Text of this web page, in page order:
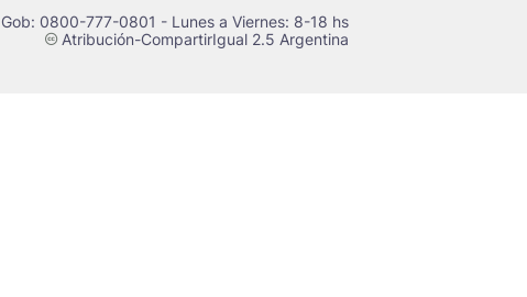
Gob: 0800-777-0801 - Lunes a Viernes: 8-18 hs
cAtribución-CompartirIgual 2.5 Argentina